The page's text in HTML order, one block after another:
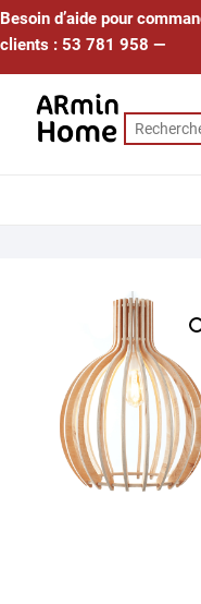
Skip
to
Besoin d’aide pour
clients : 53 781 958 —